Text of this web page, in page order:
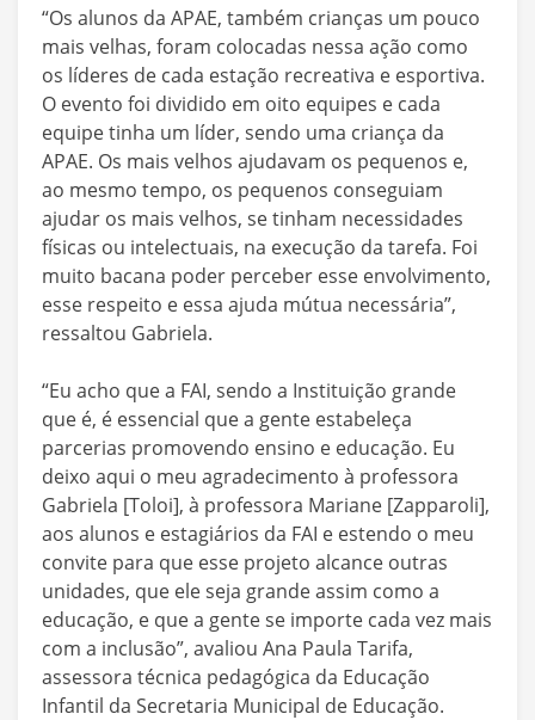
“Os alunos da APAE, também crianças um pouco
mais velhas, foram colocadas nessa ação como
os líderes de cada estação recreativa e esportiva.
O evento foi dividido em oito equipes e cada
equipe tinha um líder, sendo uma criança da
APAE. Os mais velhos ajudavam os pequenos e,
ao mesmo tempo, os pequenos conseguiam
ajudar os mais velhos, se tinham necessidades
físicas ou intelectuais, na execução da tarefa. Foi
muito bacana poder perceber esse envolvimento,
esse respeito e essa ajuda mútua necessária”,
ressaltou Gabriela.
“Eu acho que a FAI, sendo a Instituição grande
que é, é essencial que a gente estabeleça
parcerias promovendo ensino e educação. Eu
deixo aqui o meu agradecimento à professora
Gabriela [Toloi], à professora Mariane [Zapparoli],
aos alunos e estagiários da FAI e estendo o meu
convite para que esse projeto alcance outras
unidades, que ele seja grande assim como a
educação, e que a gente se importe cada vez mais
com a inclusão”, avaliou Ana Paula Tarifa,
assessora técnica pedagógica da Educação
Infantil da Secretaria Municipal de Educação.